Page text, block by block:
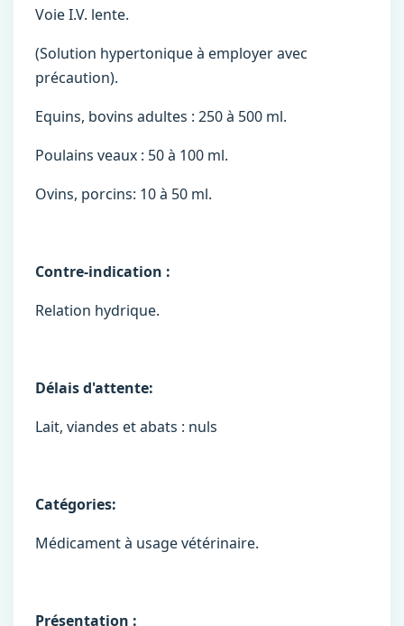
Voie I.V. lente.
(Solution hypertonique à employer avec
précaution).
Equins, bovins adultes : 250 à 500 ml.
Poulains veaux : 50 à 100 ml.
Ovins, porcins: 10 à 50 ml.
Contre-indication :
Relation hydrique.
Délais d'attente:
Lait, viandes et abats : nuls
Catégories:
Médicament à usage vétérinaire.
Présentation :